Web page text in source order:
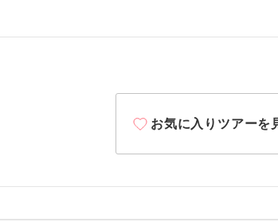
お気に入りツアーを
ご夫婦限定 ご夫婦限